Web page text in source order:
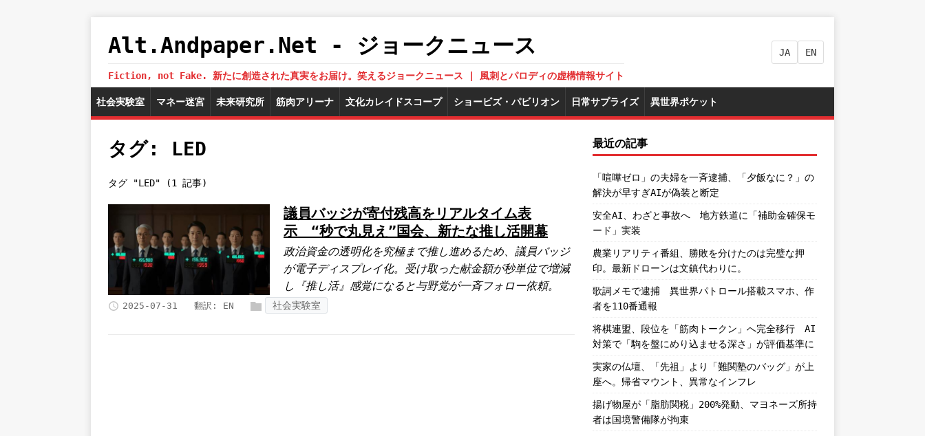
Alt.Andpaper.Net - ジョークニュース
Fiction, not Fake. 新たに創造された真実をお届け。笑えるジョークニュース | 風刺とパロディの虚構情報サイト
JA EN
社会実験室 マネー迷宮 未来研究所 筋肉アリーナ 文化カレイドスコープ ショービズ・パビリオン 日常サプライズ 異世界ポケット
タグ: LED
タグ "LED" (1 記事)
議員バッジが寄付残高をリアルタイム表
示 “秒で丸見え”国会、新たな推し活開幕
政治資金の透明化を究極まで推し進めるため、議員バッジ
が電子ディスプレイ化。受け取った献金額が秒単位で増減
し『推し活』感覚になると与野党が一斉フォロー依頼。
2025-07-31 翻訳: EN 社会実験室
最近の記事
「喧嘩ゼロ」の夫婦を一斉逮捕、「夕飯なに？」の
解決が早すぎAIが偽装と断定
安全AI、わざと事故へ 地方鉄道に「補助金確保モ
ード」実装
農業リアリティ番組、勝敗を分けたのは完璧な押
印。最新ドローンは文鎮代わりに。
歌詞メモで逮捕 異世界パトロール搭載スマホ、作
者を110番通報
将棋連盟、段位を「筋肉トークン」へ完全移行 AI
対策で「駒を盤にめり込ませる深さ」が評価基準に
実家の仏壇、「先祖」より「難関塾のバッグ」が上
座へ。帰省マウント、異常なインフレ
揚げ物屋が「脂肪関税」200%発動、マヨネーズ所持
者は国境警備隊が拘束